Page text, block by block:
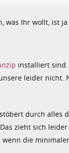
was Ihr wollt, ist ja
installiert
leider nicht.
durch alles
zieht sich
die